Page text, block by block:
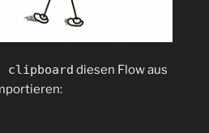
clipboard diesen Flow aus